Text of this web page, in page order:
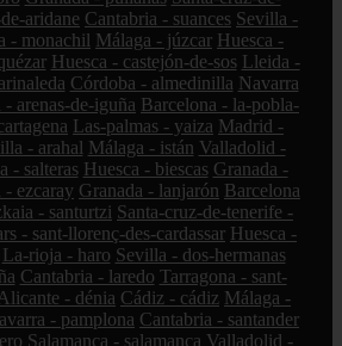
aridane Cantabria - suances Sevilla -
- monachil Málaga - júzcar Huesca -
Huesca - castejón-de-sos Lleida -
Córdoba - almedinilla Navarra
- arenas-de-iguña Barcelona - la-pobla-
Las-palmas - yaiza Madrid -
- arahal Málaga - istán Valladolid -
- salteras Huesca - biescas Granada -
ezcaray Granada - lanjarón Barcelona
- santurtzi Santa-cruz-de-tenerife -
- sant-llorenç-des-cardassar Huesca -
La-rioja - haro Sevilla - dos-hermanas
Cantabria - laredo Tarragona - sant-
Alicante - dénia Cádiz - cádiz Málaga -
- pamplona Cantabria - santander
Salamanca - salamanca Valladolid -